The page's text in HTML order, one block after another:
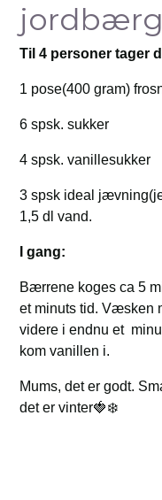
Til 4 personer tager
1 pose(400 gram)
6 spsk. sukker
4 spsk. vanillesukker
3 spsk ideal
1,5 dl vand.
I gang:
Bærrene koges ca 5
et minuts tid. Væsken
videre i endnu et
kom vanillen i.
Mums, det er godt.
det er vinter🍓❄️